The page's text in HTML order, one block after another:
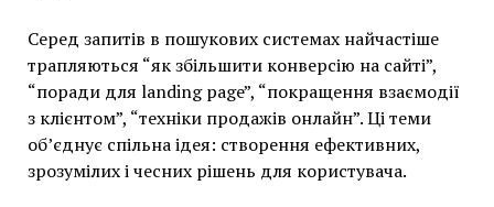
Серед запитів в пошукових системах найчастіше
трапляються “як збільшити конверсію на сайті”,
“поради для landing page”, “покращення взаємодії
з клієнтом”, “техніки продажів онлайн”. Ці теми
об’єднує спільна ідея: створення ефективних,
зрозумілих і чесних рішень для користувача.